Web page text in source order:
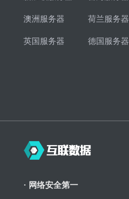
澳洲服务器 荷兰服务器
英国服务器 德国服务器
· 网络安全第一